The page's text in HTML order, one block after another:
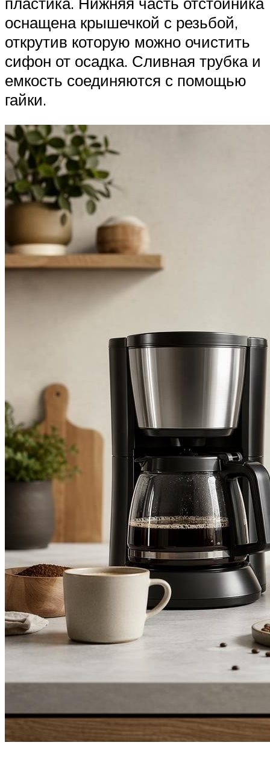
оснащена крышечкой с резьбой,
открутив которую можно очистить
сифон от осадка. Сливная трубка и
емкость соединяются с помощью
гайки.